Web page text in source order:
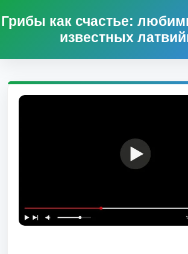
Грибы как счастье:
известных